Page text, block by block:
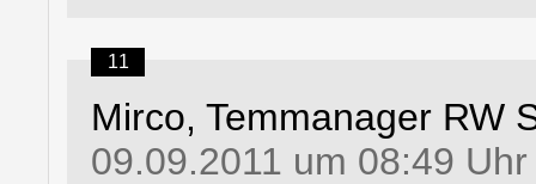
11
Mirco, Temmanager RW
09.09.2011 um 08:49 Uhr